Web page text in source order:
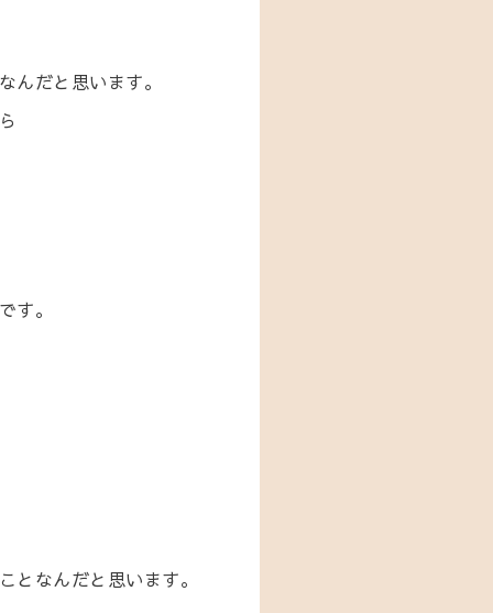
んだと思います。
す。
となんだと思います。